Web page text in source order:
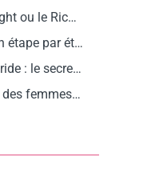
Ringana Body Milk : le Light ou le Rich, comment choisir?
Vider une maison : le plan étape par étape pour commencer ?
Masque visage miel anti ride : le secret d’une peau raffermie ?
L’acupuncture au service des femmes anxieuses : apaisement et sérénité assurés